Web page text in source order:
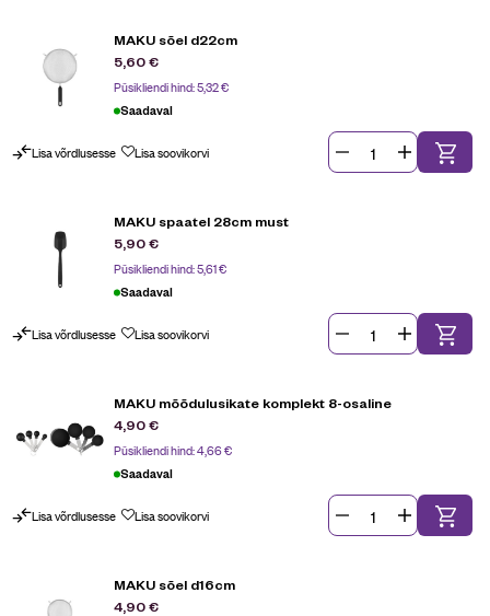
MAKU sõel d22cm
5,60€
Püsikliendi hind:5,32€
Saadaval
Lisa võrdlusesse Lisa soovikorvi
MAKU spaatel 28cm must
5,90€
Püsikliendi hind:5,61€
Saadaval
Lisa võrdlusesse Lisa soovikorvi
MAKU mõõdulusikate komplekt 8-osaline
4,90€
Püsikliendi hind:4,66€
Saadaval
Lisa võrdlusesse Lisa soovikorvi
MAKU sõel d16cm
4,90€